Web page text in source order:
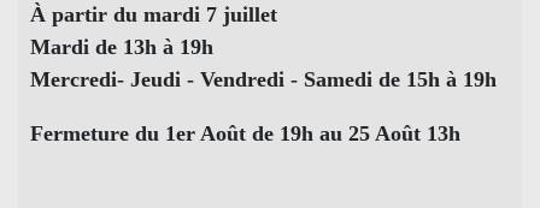
À partir du mardi 7 juillet
Mardi de 13h à 19h
Mercredi- Jeudi - Vendredi - Samedi de 15h à 19h
Fermeture du 1er Août de 19h au 25 Août 13h